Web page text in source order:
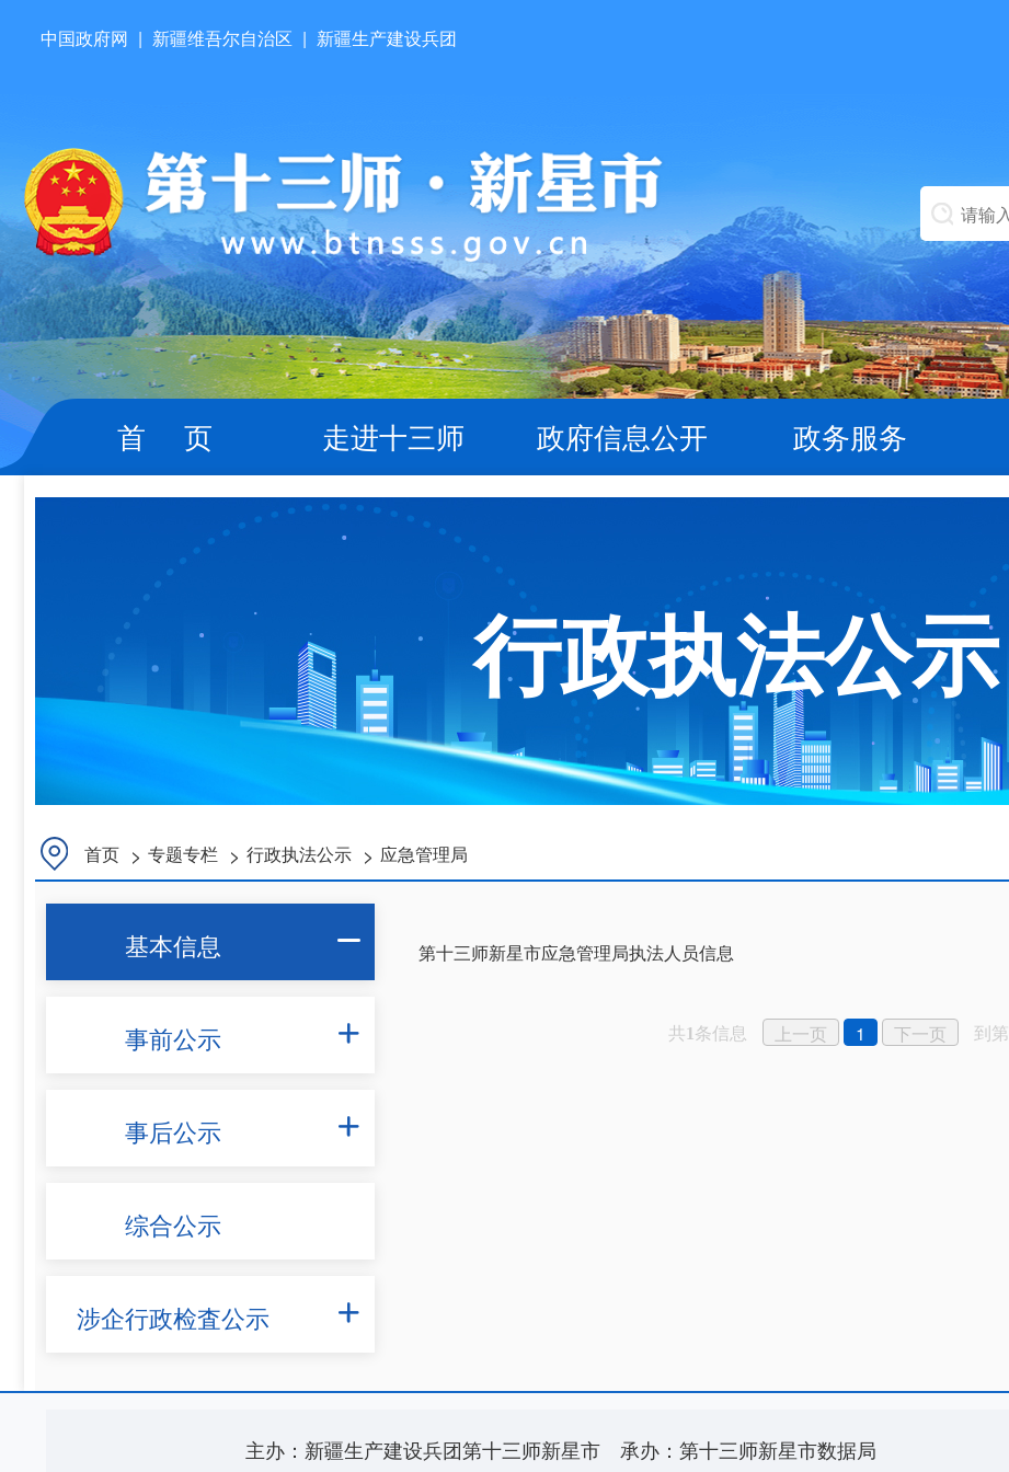
中国政府网 | 新疆维吾尔自治区 | 新疆生产建设兵团
首 页 走进十三师 政府信息公开 政务服务
行政执法公示
首页 > 专题专栏 > 行政执法公示 > 应急管理局
基本信息 
事前公示 
事后公示 
综合公示
涉企行政检査公示 
第十三师新星市应急管理局执法人员信息
共1 条信息 上一页 1 下一页 到第
主办：新疆生产建设兵团第十三师新星市 承办：第十三师新星市数据局